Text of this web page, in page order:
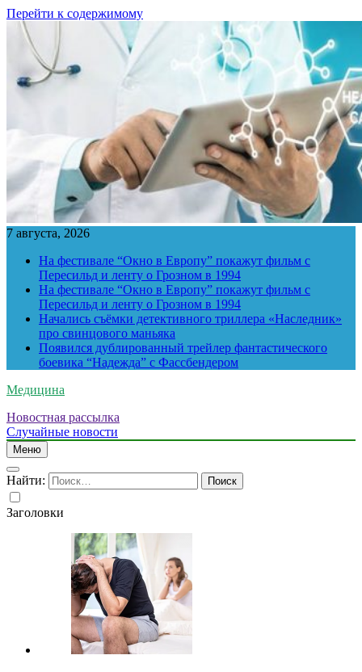
Перейти к содержимому
7 августа, 2026
На фестивале “Окно в Европу” покажут фильм с
Пересильд и ленту о Грозном в 1994
На фестивале “Окно в Европу” покажут фильм с
Пересильд и ленту о Грозном в 1994
Начались съёмки детективного триллера «Наследник»
про свинцового маньяка
Появился дублированный трейлер фантастического
боевика “Надежда” с Фассбендером
Медицина
Новостная рассылка
Случайные новости
Меню
Найти:
Заголовки